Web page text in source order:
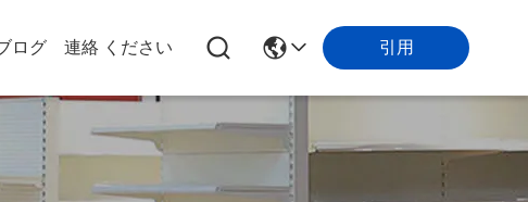
ログ 連絡 ください 引用